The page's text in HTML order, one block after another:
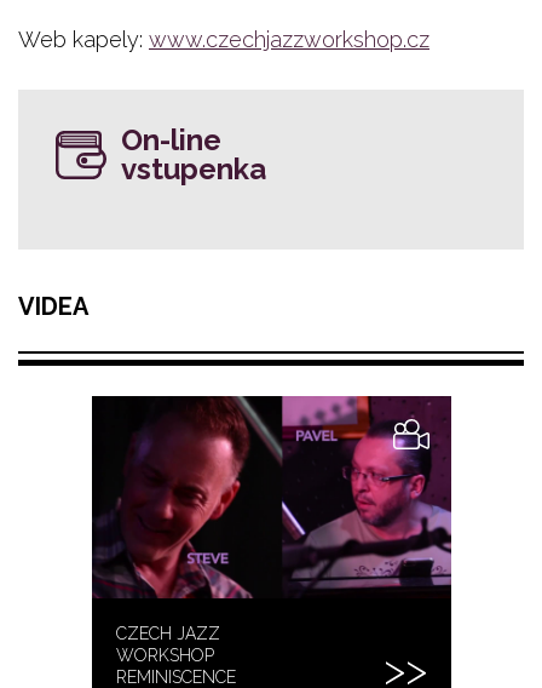
Web kapely: www.czechjazzworkshop.cz
On-line
vstupenka
VIDEA
CZECH JAZZ
WORKSHOP
REMINISCENCE